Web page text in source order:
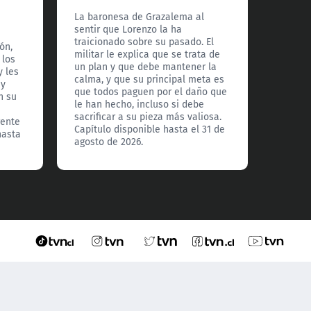
les
su
La baronesa de Grazalema al
sentir que Lorenzo la ha
traicionado sobre su pasado. El
militar le explica que se trata de
un plan y que debe mantener la
calma, y que su principal meta es
que todos paguen por el daño que
le han hecho, incluso si debe
sacrificar a su pieza más valiosa.
Capítulo disponible hasta el 31 de
agosto de 2026.